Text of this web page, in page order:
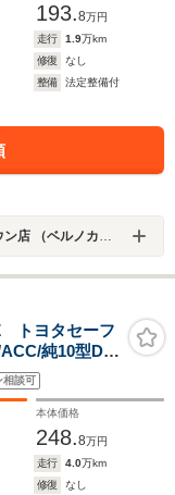
193.8万円
走行 1.9万km
修復
なし
整備
法定整備付
越谷レイクタウン店）
トヨタセーフ
純10型DA/
クカメラ/シ
イッチ/BSM
相談可
本体価格
248.8万円
走行 4.0万km
修復
なし